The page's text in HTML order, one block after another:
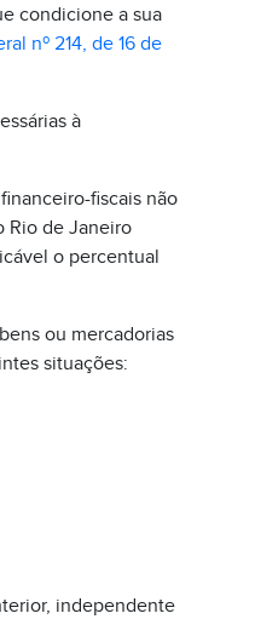
condicione a sua
nº 214, de 16 de
à
fiscais não
Rio de Janeiro
o percentual
ou mercadorias
situações:
independente